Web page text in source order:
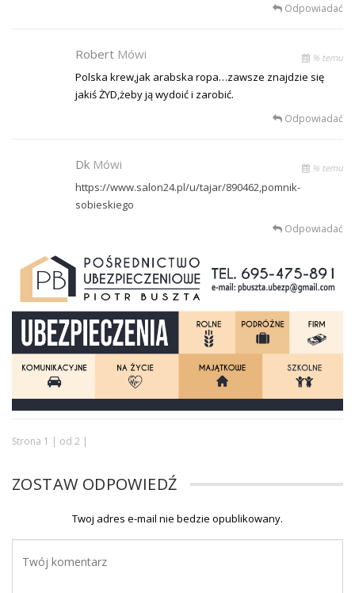
Odpowiadać
Robert Mówi % temu
Polska krew,jak arabska ropa…zawsze znajdzie się
jakiś ŻYD,żeby ją wydoić i zarobić.
Odpowiadać
Dk Mówi % temu
https://www.salon24.pl/u/tajar/890462,pomnik-
sobieskiego
Odpowiadać
Strona 1 | od 2 |
ZOSTAW ODPOWIEDŹ
Twoj adres e-mail nie bedzie opublikowany.